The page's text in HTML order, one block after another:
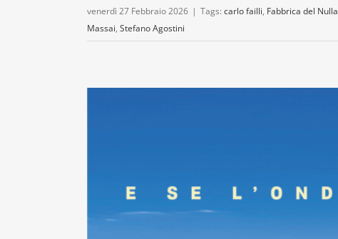
venerdì 27 Febbraio 2026 | Tags: carlo failli, Fabbrica del Nulla
Massai, Stefano Agostini